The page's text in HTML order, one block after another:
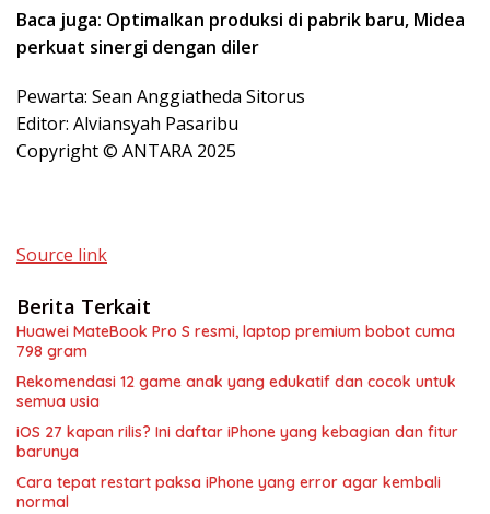
Baca juga: Optimalkan produksi di pabrik baru, Midea
perkuat sinergi dengan diler
Pewarta: Sean Anggiatheda Sitorus
Editor: Alviansyah Pasaribu
Copyright © ANTARA 2025
Source link
Berita Terkait
Huawei MateBook Pro S resmi, laptop premium bobot cuma
798 gram
Rekomendasi 12 game anak yang edukatif dan cocok untuk
semua usia
iOS 27 kapan rilis? Ini daftar iPhone yang kebagian dan fitur
barunya
Cara tepat restart paksa iPhone yang error agar kembali
normal